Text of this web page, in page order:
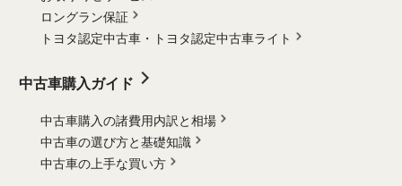
ロングラン保証
トヨタ認定中古車・
トヨタ認定中古車ライト
中古車購入ガイド
中古車購入の諸費用内訳と相場
中古車の選び方と基礎知識
中古車の上手な買い方